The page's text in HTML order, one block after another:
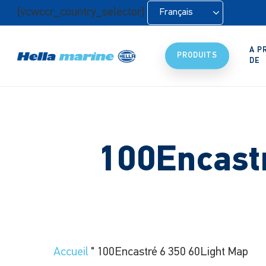
Retour[vcwccr_country_selector] Français
PRODUITS
A
DE
Accueil " 100Encastré 6 350 60Light Map